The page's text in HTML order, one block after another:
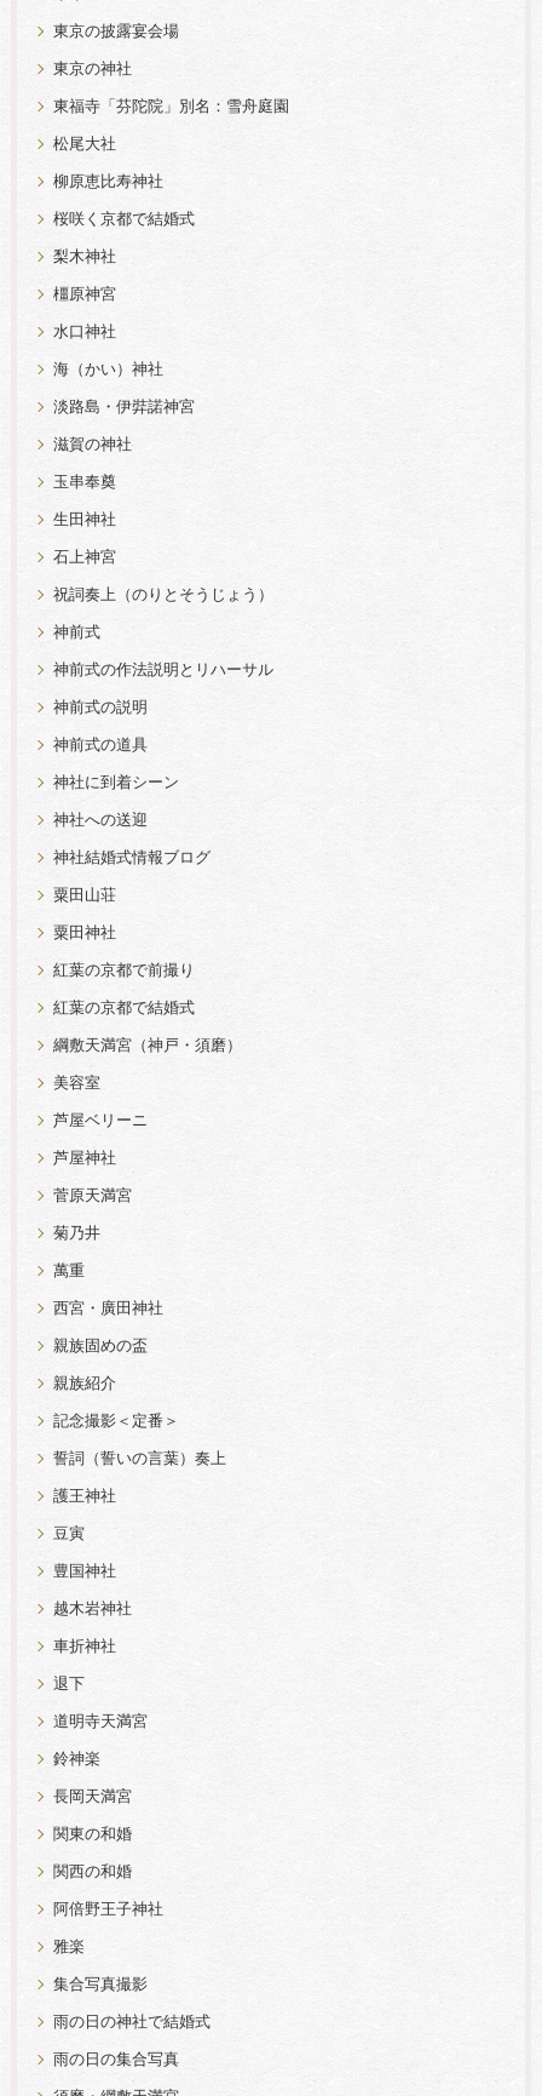
東京の披露宴会場
東京の神社
東福寺「芬陀院」別名：雪舟庭園
松尾大社
柳原恵比寿神社
桜咲く京都で結婚式
梨木神社
橿原神宮
水口神社
海（かい）神社
淡路島・伊弉諾神宮
滋賀の神社
玉串奉奠
生田神社
石上神宮
祝詞奏上（のりとそうじょう）
神前式
神前式の作法説明とリハーサル
神前式の説明
神前式の道具
神社に到着シーン
神社への送迎
神社結婚式情報ブログ
粟田山荘
粟田神社
紅葉の京都で前撮り
紅葉の京都で結婚式
綱敷天満宮（神戸・須磨）
美容室
芦屋ベリーニ
芦屋神社
菅原天満宮
菊乃井
萬重
西宮・廣田神社
親族固めの盃
親族紹介
記念撮影＜定番＞
誓詞（誓いの言葉）奏上
護王神社
豆寅
豊国神社
越木岩神社
車折神社
退下
道明寺天満宮
鈴神楽
長岡天満宮
関東の和婚
関西の和婚
阿倍野王子神社
雅楽
集合写真撮影
雨の日の神社で結婚式
雨の日の集合写真